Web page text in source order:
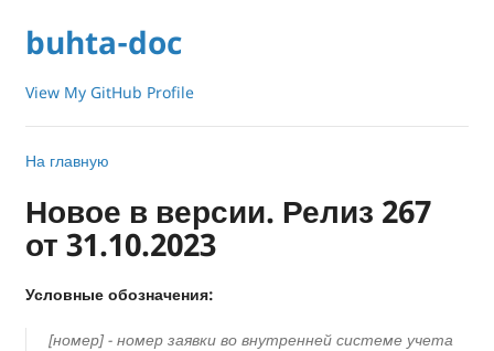
buhta-doc
View My GitHub Profile
На главную
Новое в версии. Релиз 267
от 31.10.2023
Условные обозначения:
[номер] - номер заявки во внутренней системе учета